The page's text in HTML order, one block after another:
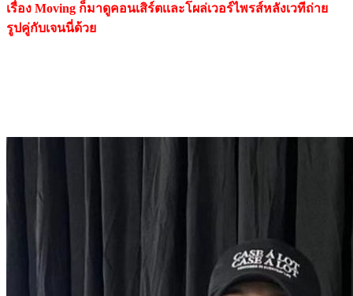
เรื่อง Moving ก็มาดูคอนเสิร์ตเเละโผล่เวอร์ไพรส์หลังเวทีถ่าย
รูปคู่กับเจนนี่ด้วย